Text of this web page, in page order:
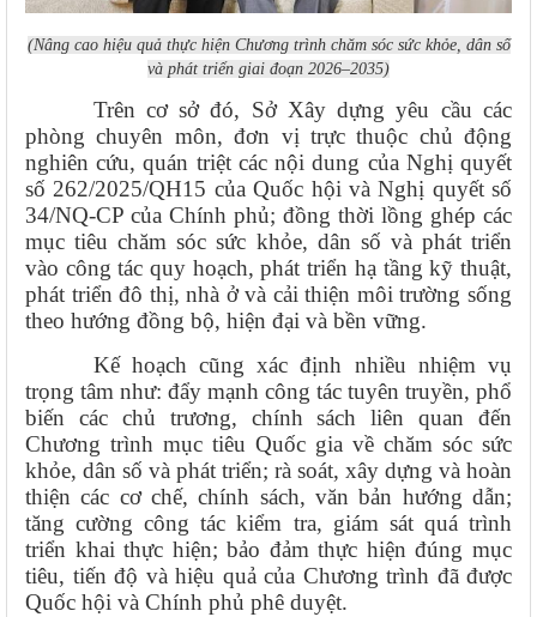
(Nâng cao hiệu quả thực hiện Chương trình chăm sóc sức khỏe, dân số
và phát triển giai đoạn 2026–2035)
Trên cơ sở đó, Sở Xây dựng yêu cầu các
phòng chuyên môn, đơn vị trực thuộc chủ động
nghiên cứu, quán triệt các nội dung của Nghị quyết
số 262/2025/QH15 của Quốc hội và Nghị quyết số
34/NQ-CP của Chính phủ; đồng thời lồng ghép các
mục tiêu chăm sóc sức khỏe, dân số và phát triển
vào công tác quy hoạch, phát triển hạ tầng kỹ thuật,
phát triển đô thị, nhà ở và cải thiện môi trường sống
theo hướng đồng bộ, hiện đại và bền vững.
Kế hoạch cũng xác định nhiều nhiệm vụ
trọng tâm như: đẩy mạnh công tác tuyên truyền, phổ
biến các chủ trương, chính sách liên quan đến
Chương trình mục tiêu Quốc gia về chăm sóc sức
khỏe, dân số và phát triển; rà soát, xây dựng và hoàn
thiện các cơ chế, chính sách, văn bản hướng dẫn;
tăng cường công tác kiểm tra, giám sát quá trình
triển khai thực hiện; bảo đảm thực hiện đúng mục
tiêu, tiến độ và hiệu quả của Chương trình đã được
Quốc hội và Chính phủ phê duyệt.